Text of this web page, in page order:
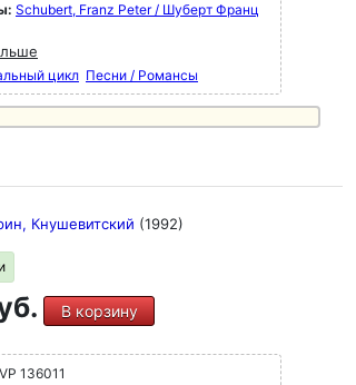
Schubert, Franz Peter / Шуберт Франц
цикл Песни / Романсы
Кнушевитский (1992)
В корзину
136011